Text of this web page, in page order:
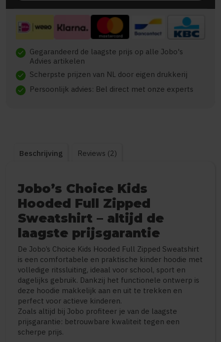
check Gegarandeerd de laagste prijs op alle Jobo's
Advies artikelen
check Scherpste prijzen van NL door eigen drukkerij
check Persoonlijk advies: Bel direct met onze experts
Beschrijving Reviews (2)
Jobo’s Choice Kids
Hooded Full Zipped
Sweatshirt – altijd de
laagste prijsgarantie
De Jobo’s Choice Kids Hooded Full Zipped Sweatshirt
is een comfortabele en praktische kinder hoodie met
volledige ritssluiting, ideaal voor school, sport en
dagelijks gebruik. Dankzij het functionele ontwerp is
deze hoodie makkelijk aan en uit te trekken en
perfect voor actieve kinderen.
Zoals altijd bij Jobo profiteer je van de laagste
prijsgarantie: betrouwbare kwaliteit tegen een
scherpe prijs.